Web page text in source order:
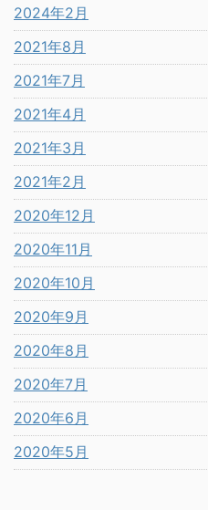
2024年2月
2021年8月
2021年7月
2021年4月
2021年3月
2021年2月
2020年12月
2020年11月
2020年10月
2020年9月
2020年8月
2020年7月
2020年6月
2020年5月